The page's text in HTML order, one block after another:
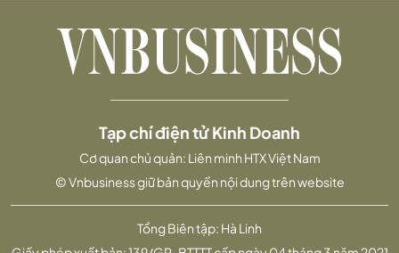
Tổng Biên tập: Hà Linh
Tạp chí điện tử Kinh Doanh
Cơ quan chủ quản: Liên minh HTX Việt Nam
© Vnbusiness giữ bản quyền nội dung trên website